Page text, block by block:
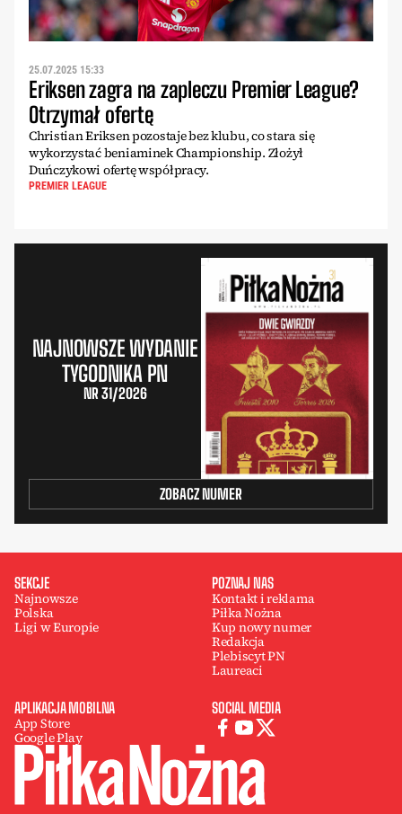
25.07.2025 15:33
Eriksen zagra na zapleczu Premier League?
Otrzymał ofertę
Christian Eriksen pozostaje bez klubu, co stara się
wykorzystać beniaminek Championship. Złożył
Duńczykowi ofertę współpracy.
PREMIER LEAGUE
NAJNOWSZE WYDANIE
TYGODNIKA PN
NR 31/2026
ZOBACZ NUMER
SEKCJE
Najnowsze
Polska
Ligi w Europie
POZNAJ NAS
Kontakt i reklama
Piłka Nożna
Kup nowy numer
Redakcja
Plebiscyt PN
Laureaci
APLIKACJA MOBILNA
App Store
Google Play
SOCIAL MEDIA